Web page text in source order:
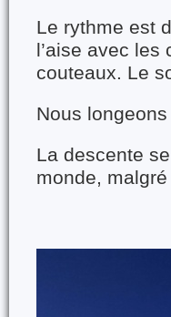
Le rythme est
l’aise avec les
couteaux. Le
Nous
La descente
monde,